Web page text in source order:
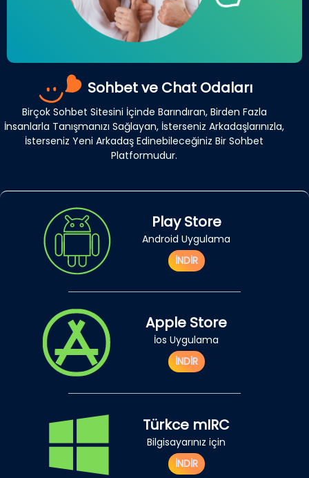
Sohbet ve Chat Odaları
Birçok Sohbet Sitesini İçinde Barındıran, Birden Fazla
İnsanlarla Tanışmanızı Sağlayan, İsterseniz Arkadaşlarınızla,
İsterseniz Yeni Arkadaş Edinebileceğiniz Bir Sohbet
Platformudur.
Play Store
Android Uygulama
İNDİR
Apple Store
İos Uygulama
İNDİR
Türkce mIRC
Bilgisayarınız için
İNDİR